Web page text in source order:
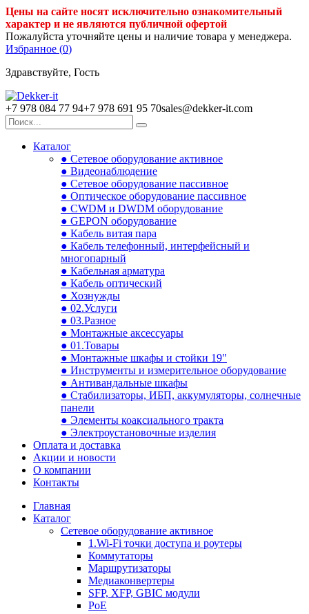
Цены на сайте носят исключительно ознакомительный
характер и не являются публичной офертой
Пожалуйста уточняйте цены и наличие товара у менеджера.
Избранное (0)
Здравствуйте, Гость
+7 978 084 77 94+7 978 691 95 70sales@dekker-it.com
Каталог
● Сетевое оборудование активное
● Видеонаблюдение
● Сетевое оборудование пассивное
● Оптическое оборудование пассивное
● CWDM и DWDM оборудование
● GEPON оборудование
● Кабель витая пара
● Кабель телефонный, интерфейсный и
многопарный
● Кабельная арматура
● Кабель оптический
● Хознужды
● 02.Услуги
● 03.Разное
● Монтажные аксессуары
● 01.Товары
● Монтажные шкафы и стойки 19"
● Инструменты и измерительное оборудование
● Антивандальные шкафы
● Стабилизаторы, ИБП, аккумуляторы, солнечные
панели
● Элементы коаксиального тракта
● Электроустановочные изделия
Оплата и доставка
Акции и новости
О компании
Контакты
Главная
Каталог
Сетевое оборудование активное
1.Wi-Fi точки доступа и роутеры
Коммутаторы
Маршрутизаторы
Медиаконвертеры
SFP, XFP, GBIC модули
PoE